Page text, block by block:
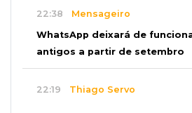
22:38 Mensageiro
WhatsApp deixará de
antigos a partir de setembro
22:19 Thiago Servo